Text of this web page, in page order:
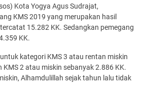
Kota Yogya Agus Sudrajat,
KMS 2019 yang merupakan hasil
15.282 KK. Sedangkan pemegang
KK.
kategori KMS 3 atau rentan miskin
KMS 2 atau miskin sebanyak 2.886 KK.
Alhamdulillah sejak tahun lalu tidak